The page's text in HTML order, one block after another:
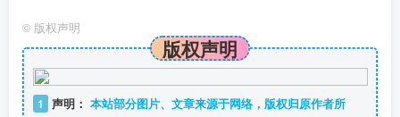
© 版权声明
版权声明
1 声明： 本站部分图片、文章来源于网络，版权归原作者所